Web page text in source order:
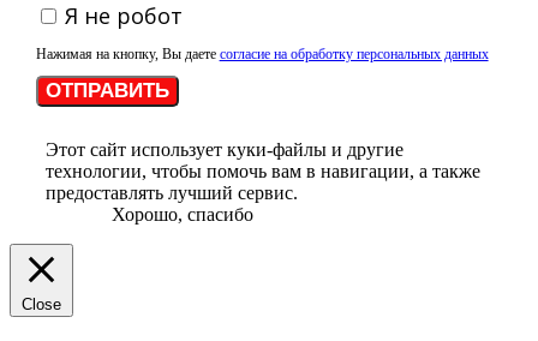
Я не робот
Нажимая на кнопку, Вы даете согласие на обработку персональных данных
ОТПРАВИТЬ
Этот сайт использует куки-файлы и другие
технологии, чтобы помочь вам в навигации, а также
предоставлять лучший сервис.
Хорошо, спасибо
Close